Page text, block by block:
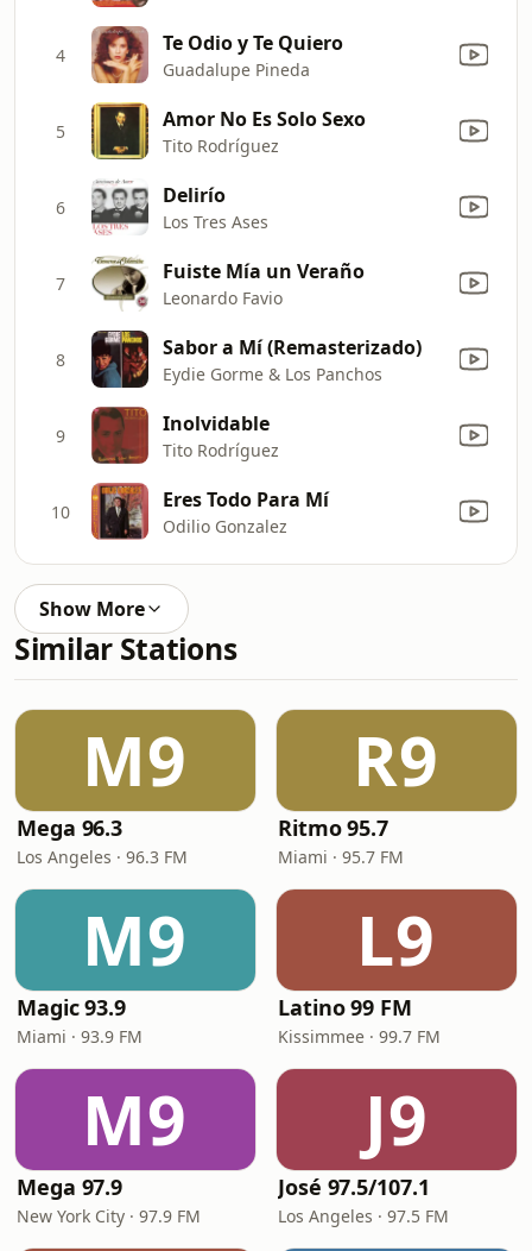
4 Te Odio y Te Quiero
Guadalupe Pineda
5 Amor No Es Solo Sexo
Tito Rodríguez
6 Delirío
Los Tres Ases
7 Fuiste Mía un Veraño
Leonardo Favio
8 Sabor a Mí (Remasterizado)
Eydie Gorme & Los Panchos
9 Inolvidable
Tito Rodríguez
10 Eres Todo Para Mí
Odilio Gonzalez
Show More
Similar Stations
M9
Mega 96.3
Los Angeles · 96.3 FM
R9
Ritmo 95.7
Miami · 95.7 FM
M9
Magic 93.9
Miami · 93.9 FM
L9
Latino 99 FM
Kissimmee · 99.7 FM
M9
Mega 97.9
New York City · 97.9 FM
J9
José 97.5/107.1
Los Angeles · 97.5 FM